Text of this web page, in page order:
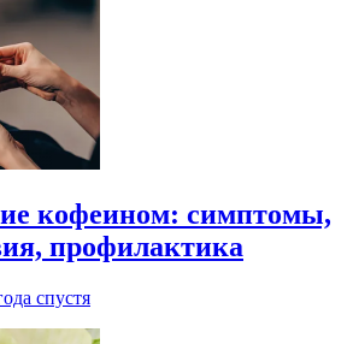
кофеином: симптомы,
профилактика
спустя